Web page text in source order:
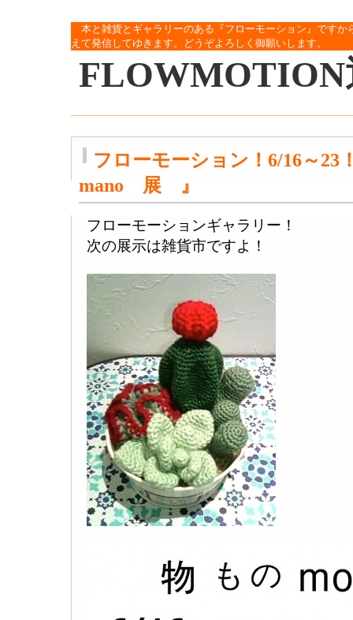
本と雑貨とギャラリーのある『フローモーション』です
えて発信してゆきます。どうぞよろしく御願いします。
FLOWMOTION
フローモーション！6/16
mano 展 』
フローモーションギャラリー！
次の展示は雑貨市ですよ！